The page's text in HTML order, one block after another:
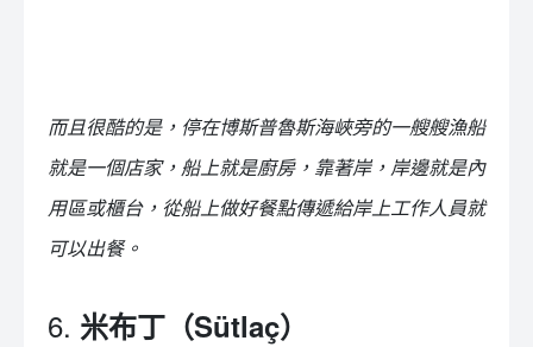
而且很酷的是，停在博斯普魯斯海峽旁的一艘艘漁船
就是一個店家，船上就是廚房，靠著岸，岸邊就是內
用區或櫃台，從船上做好餐點傳遞給岸上工作人員就
可以出餐。
6. 米布丁（Sütlaç）